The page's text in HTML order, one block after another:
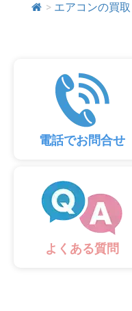
> エアコンの買取
電話でお問合せ
よくある質問